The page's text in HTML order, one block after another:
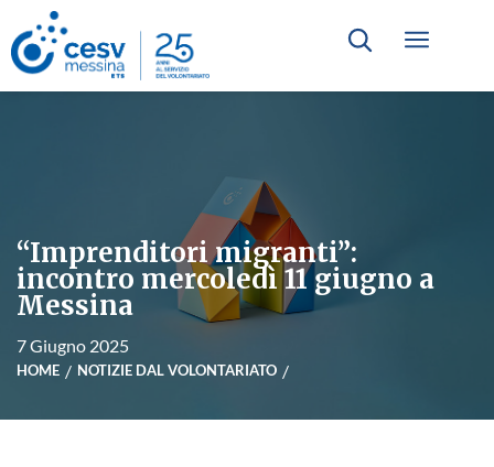
“Imprenditori migranti”:
incontro mercoledì 11 giugno a
Messina
7 Giugno 2025
HOME NOTIZIE DAL VOLONTARIATO